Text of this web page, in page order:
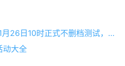
《君王3》将于11月26日10时正式不删档测试，为此官方特别推出丰富多彩的活动，精彩不容错过哦！
动大全